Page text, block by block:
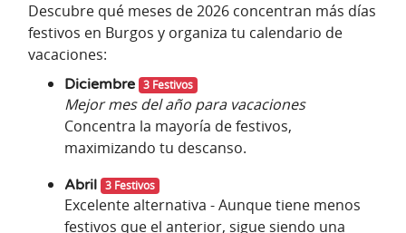
Descubre qué meses de 2026 concentran más días
festivos en Burgos y organiza tu calendario de
vacaciones:
Diciembre 3 Festivos
Mejor mes del año para vacaciones
Concentra la mayoría de festivos,
maximizando tu descanso.
Abril 3 Festivos
Excelente alternativa - Aunque tiene menos
festivos que el anterior, sigue siendo una